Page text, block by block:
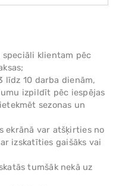
klientam pēc
līdz 10 darba dienām,
izpildīt pēc iespējas
sezonas un
ekrānā var atšķirties no
izskatīties gaišāks vai
tumšāk nekā uz